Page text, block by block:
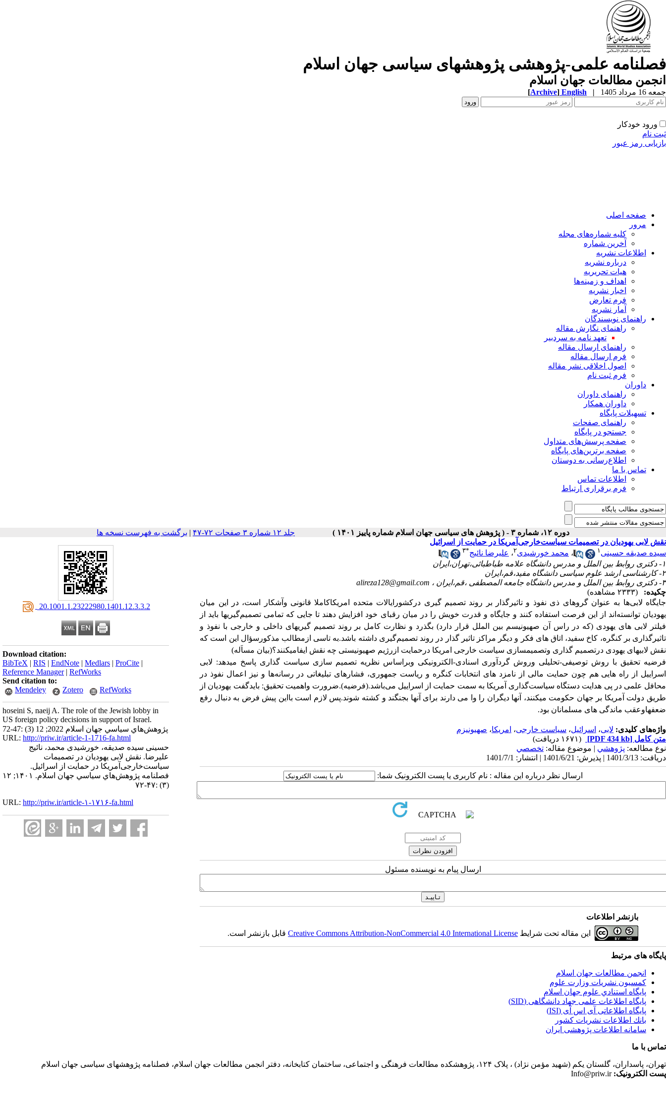
فصلنامه علمی-پژوهشی پژوهشهای سیاسی جهان اسلام
انجمن مطالعات جهان اسلام
جمعه 16 مرداد 1405 |
English
[Archive]
ورود خودکار
ثبت نام
بازیابی رمز عبور
صفحه اصلی
مرور
کلیه شماره‌های مجله
آخرین شماره
اطلاعات نشریه
درباره نشریه
هیات تحریریه
اهداف و زمینه‌ها
اخبار نشریه
فرم تعارض
آمار نشریه
راهنمای نویسندگان
راهنمای نگارش مقاله
تعهد نامه به سردبیر
راهنمای ارسال مقاله
فرم ارسال مقاله
اصول اخلاقی نشر مقاله
فرم ثبت نام
داوران
راهنمای داوران
داوران همکار
تسهیلات پایگاه
راهنمای صفحات
جستجو در پایگاه
صفحه پرسش‌های متداول
صفحه برترین‌های پایگاه
اطلاع‌رسانی به دوستان
تماس با ما
اطلاعات تماس
فرم برقراری ارتباط
دوره ۱۲، شماره ۳ - ( پژوهش های سیاسی جهان اسلام شماره پاییز ۱۴۰۱ ) جلد ۱۲ شماره ۳ صفحات ۷۲-۴۷ | برگشت به فهرست نسخه ها
‎ 20.1001.1.23222980.1401.12.3.3.2
Download citation:
BibTeX | RIS | EndNote | Medlars | ProCite |
Reference Manager| RefWorks
Send citation to:
Mendeley
Zotero RefWorks
hoseini S, naeij A. The role of the Jewish lobby in
US foreign policy decisions in support of Israel.
پژوهش‌هاي سياسي جهان اسلام 2022; 12 (3) :47-72
URL: http://priw.ir/article-1-1716-fa.html
حسینی سیده صدیقه، خورشیدی محمد، نائیج
علیرضا. نقش لابی یهودیان در تصمیمات
سیاست‌خارجی‌آمریکا در حمایت از اسرائیل.
فصلنامه پژوهش‌هاي سياسي جهان اسلام. ۱۴۰۱; ۱۲
(۳) :۴۷-۷۲
URL: http://priw.ir/article-۱-۱۷۱۶-fa.html
نقش لابی یهودیان در تصمیمات سیاست‌خارجی‌آمریکا در حمایت از اسرائیل
سیده صدیقه حسینی ۱ ، محمد خورشیدی۲، علیرضا نائیج*۳
۱- دکتری روابط بین الملل و مدرس دانشگاه علامه طباطبائی،تهران،ایران
۲- کارشناسی ارشد علوم سیاسی دانشگاه مفید،قم،ایران
۳- دکتری روابط بین الملل و مدرس دانشگاه جامعه المصطفی ،قم،ایران ،
alireza128@gmail.com
چکیده:
(۲۳۳۳ مشاهده)
جایگاه لابی‌ها به عنوان گروهای ذی نفوذ و تاثیرگذار بر روند تصمیم گیری درکشورایالات متحده امریکاکاملا قانونی وآشکار است، در این میان
یهودیان توانسته‌اند از این فرصت استفاده کنند و جایگاه و قدرت خویش را در میان رقبای خود افزایش دهند تا جایی که تمامی تصمیم‌گیریها باید از
فیلتر لابی های یهودی (که در راس آن صهیونیسم بین الملل قرار دارد) بگذرد و نظارت کامل بر روند تصمیم گیری­های داخلی و خارجی با نفوذ و
تاثیرگذاری بر کنگره، کاخ سفید، اتاق های فکر و دیگر مراکز تاثیر گذار در روند تصمیم‌گیری داشته باشد.به تاسی ازمطالب مذکورسؤال این است که
نقش لابیهای یهودی درتصمیم گذاری وتصمیمسازی سیاست خارجی امریکا درحمایت ازرژیم صهیونیستی چه نقش ایفامیکنند؟(بیان مساَله)
فرضیه تحقیق با روش توصیفی-تحلیلی وروش گردآوری اسنادی-الکترونیکی وبراساس نظریه تصمیم سازی سیاست گذاری پاسخ میدهد: لابی
اسراییل از راه هایی هم چون حمایت مالی از نامزد های انتخابات کنگره و ریاست جمهوری، فشارهای تبلیغاتی در رسانه‌ها و نیز اعمال نفوذ در
محافل علمی در پی هدایت دستگاه سیاست‌گذاری آمریکا به سمت حمایت از اسراییل می‌باشد.(فرضیه).ضرورت واهمیت تحقیق: بایدگفت یهودیان از
طریق دولت آمریکا بر جهان حکومت میکنند، آنها دیگران را وا می دارند برای آنها بجنگند و کشته شوند.پس لازم است بااین پیش فرض به دنبال رفع
ضعفهاوعقب ماندگی های مسلمانان بود.
واژه‌های کلیدی: لابی، اسرائیل، سیاست خارجی، امریکا، صهیونیزم
متن کامل [PDF 434 kb]
(۱۶۷۱ دریافت)
نوع مطالعه: پژوهشي | موضوع مقاله: تخصصي
دریافت: 1401/3/13 | پذیرش: 1401/6/21 | انتشار: 1401/7/1
ارسال نظر درباره این مقاله : نام کاربری یا پست الکترونیک شما:
ارسال پیام به نویسنده مسئول
بازنشر اطلاعات
این مقاله تحت شرایط Creative Commons Attribution-NonCommercial 4.0 International Licenseقابل بازنشر است.
پایگاه های مرتبط
انجمن مطالعات جهان اسلام
کمسیون نشریات وزارت علوم
پايگاه استنادي علوم جهان اسلام
پایگاه اطلاعات علمی جهاد دانشگاهی (SID)
پایگاه اطلاعاتی آی اس آی (ISI)
بانك اطلاعات نشريات كشور
سامانه اطلاعات پژوهشی ایران
تماس با ما
تهران، پاسداران، گلستان یکم (شهید مؤمن نژاد) ، پلاک ۱۲۴، پژوهشکده مطالعات فرهنگی و اجتماعی، ساختمان کتابخانه، دفتر انجمن مطالعات جهان اسلام، فصلنامه پژوهشهای سیاسی جهان اسلام
پست الکترونیک:Info@priw.ir